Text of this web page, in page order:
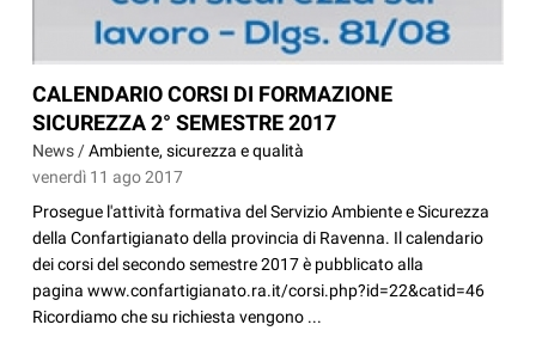
CALENDARIO CORSI DI FORMAZIONE
SICUREZZA 2° SEMESTRE 2017
News /Ambiente, sicurezza e qualità
venerdì 11 ago 2017
Prosegue l'attività formativa del Servizio Ambiente e Sicurezza
della Confartigianato della provincia di Ravenna. Il calendario
dei corsi del secondo semestre 2017 è pubblicato alla
pagina www.confartigianato.ra.it/corsi.php?id=22&catid=46
Ricordiamo che su richiesta vengono ...